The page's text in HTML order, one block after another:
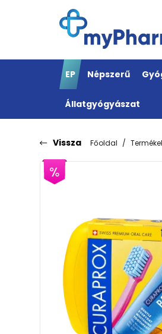
EP Népszerű
Állatgyógyászat
Vissza Főoldal